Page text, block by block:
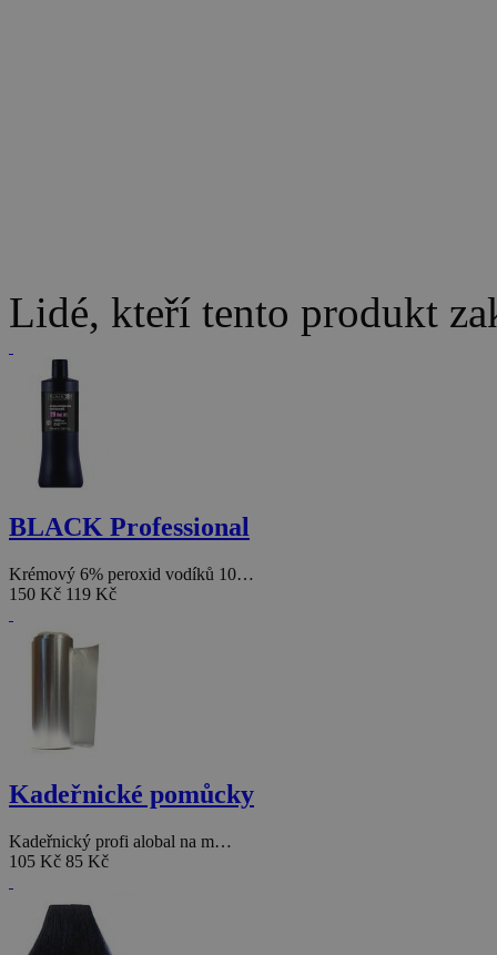
Lidé, kteří tento produkt
BLACK Professional
Krémový 6% peroxid vodíků 10…
150 Kč 119 Kč
Kadeřnické pomůcky
Kadeřnický profi alobal na m…
105 Kč 85 Kč